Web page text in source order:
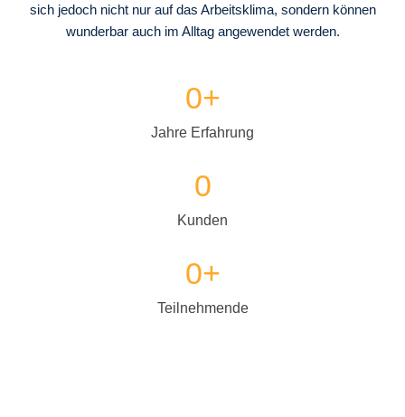
sich jedoch nicht nur auf das Arbeitsklima, sondern können
wunderbar auch im Alltag angewendet werden.
Jahre Erfahrung
0+
Kunden
0
Teilnehmende
0+